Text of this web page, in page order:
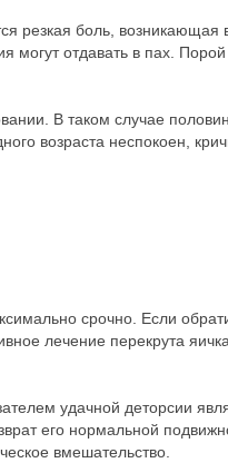
резкая боль,
могут отдавать в пах. Порой
В таком случае
возраста неспокоен,
срочно. Если
лечение перекрута
удачной деторсии
его нормальной
вмешательство.